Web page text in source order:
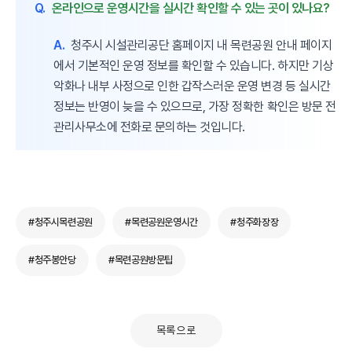
Q. 온라인으로 운영시간을 실시간 확인할 수 있는 곳이 있나요?
A. 청주시 시설관리공단 홈페이지 내 목련공원 안내 페이지
에서 기본적인 운영 정보를 확인할 수 있습니다. 하지만 기상
악화나 내부 사정으로 인한 갑작스러운 운영 변경 등 실시간
정보는 반영이 늦을 수 있으므로, 가장 정확한 확인은 방문 전
관리사무소에 전화로 문의하는 것입니다.
#청주시목련공원 #목련공원운영시간 #청주화장장
#청주봉안당 #목련공원방문팁
목록으로